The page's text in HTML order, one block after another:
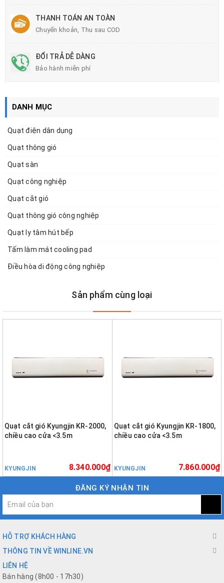
THANH TOÁN AN TOÀN
Chuyển khoản, Thu sau COD
ĐỔI TRẢ DỄ DÀNG
Bảo hành miễn phí
DANH MỤC
Quạt điện dân dụng
Quạt thông gió
Quạt sàn
Quạt công nghiệp
Quạt cắt gió
Quạt thông gió công nghiệp
Quạt ly tâm hút bếp
Tấm làm mát cooling pad
Điều hòa di động công nghiệp
Sản phẩm cùng loại
Quạt cắt gió Kyungjin KR-2000,
chiều cao cửa <3.5m
KYUNGJIN 8.340.000₫
Quạt cắt gió Kyungjin KR-1800,
chiều cao cửa <3.5m
KYUNGJIN 7.860.000₫
ĐĂNG KÝ NHẬN TIN
HỖ TRỢ KHÁCH HÀNG
THÔNG TIN VỀ WINLINE.VN
LIÊN HỆ
Bán hàng (8h00 - 17h30)